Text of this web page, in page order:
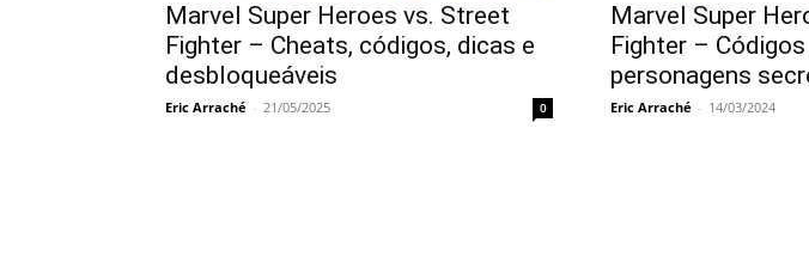
Marvel Super Heroes vs. Street
Fighter – Cheats, códigos, dicas e
desbloqueáveis
Eric Arraché - 21/05/2025 0
Marvel Super
Fighter –
personagens
Eric Arraché - 14/03/2024